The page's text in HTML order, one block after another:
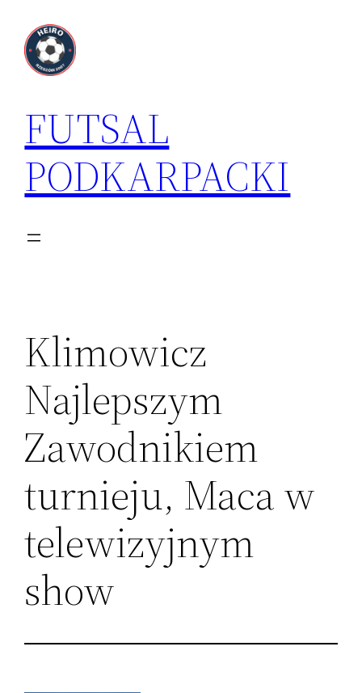
treści
FUTSAL
PODKARPACKI
Klimowicz
Najlepszym
Zawodnikiem
turnieju, Maca w
telewizyjnym
show